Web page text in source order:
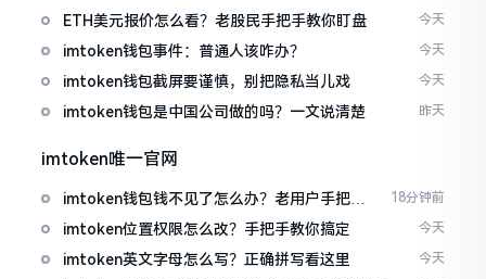
ETH美元报价怎么看？老股民手把手教你盯盘 今天
imtoken钱包事件：普通人该咋办？ 今天
imtoken钱包截屏要谨慎，别把隐私当儿戏 今天
imtoken钱包是中国公司做的吗？一文说清楚 昨天
imtoken唯一官网
imtoken钱包钱不见了怎么办？老用户手把手
教你找回
18分钟前
imtoken位置权限怎么改？手把手教你搞定 今天
imtoken英文字母怎么写？正确拼写看这里 今天